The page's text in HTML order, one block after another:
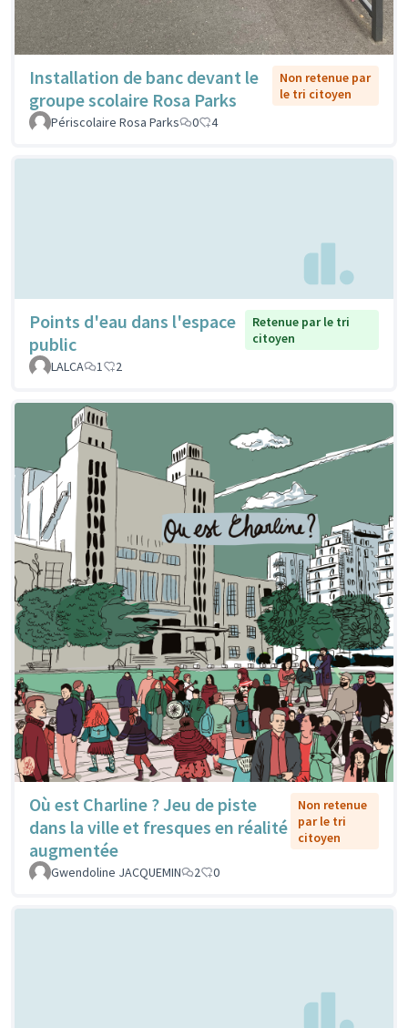
Installation de banc devant le
groupe scolaire Rosa Parks
Non retenue par
le tri citoyen
Périscolaire Rosa Parks
0 4
Points d'eau dans l'espace
public
Retenue par le tri
citoyen
LALCA
1 2
Où est Charline ? Jeu de piste
dans la ville et fresques en réalité
augmentée
Non retenue
par le tri
citoyen
Gwendoline JACQUEMIN 2 0